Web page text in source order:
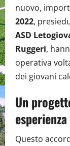
nuovo,
2022,
ASD
Ruggeri,
operativa
dei giovani
Un
esperienza
Questo